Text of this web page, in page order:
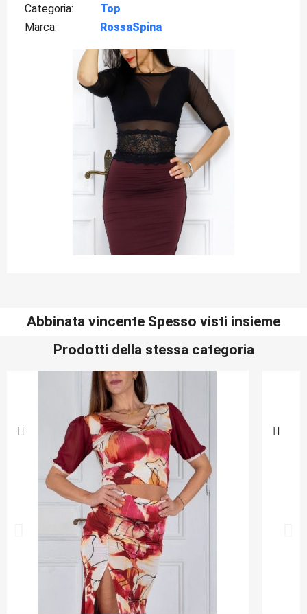
Categoria
Top
Marca
RossaSpina
Abbinata vincente Spesso visti insieme
Prodotti della stessa categoria